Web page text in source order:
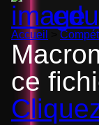
Accueil >
ce